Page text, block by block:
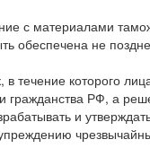
с материалами
обеспечена не
течение которого
гражданства РФ, а
и